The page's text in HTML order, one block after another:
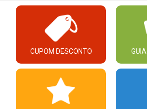
CUPOM DESCONTO